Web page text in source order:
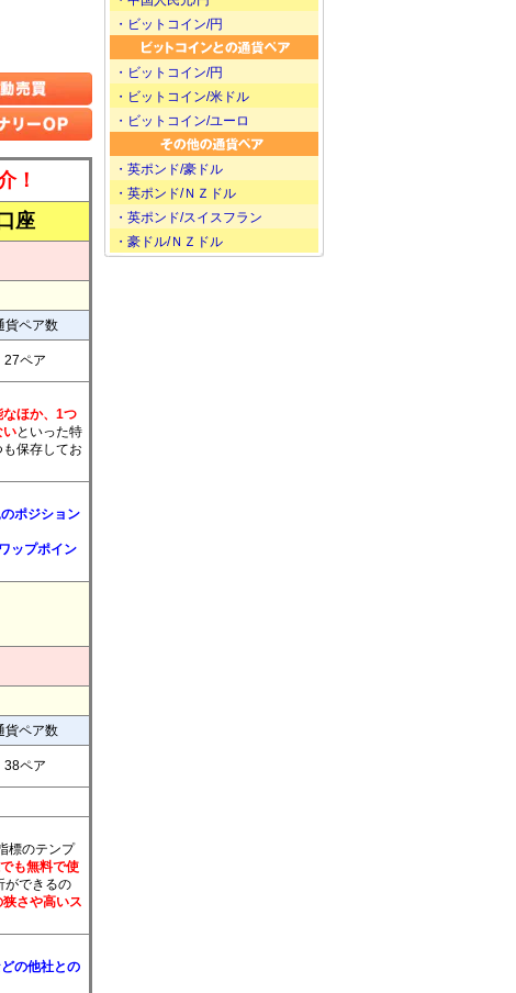
！
座
貨ペア数
27ペア
なほか、1つ
いといった特
保存してお
ポジション
ップポイン
貨ペア数
38ペア
標のテンプ
も無料で使
ができるの
さや高いス
の他社との
・ビットコイン/円
・ビットコイン/円
・ビットコイン/米ドル
・ビットコイン/ユーロ
・英ポンド/豪ドル
・英ポンド/ＮＺドル
・英ポンド/スイスフラン
・豪ドル/ＮＺドル